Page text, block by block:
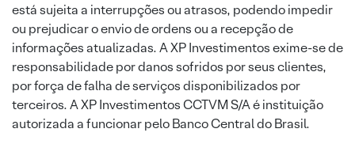
está sujeita a interrupções ou atrasos, podendo impedir
ou prejudicar o envio de ordens ou a recepção de
informações atualizadas. A XP Investimentos exime-se de
responsabilidade por danos sofridos por seus clientes,
por força de falha de serviços disponibilizados por
terceiros. A XP Investimentos CCTVM S/A é instituição
autorizada a funcionar pelo Banco Central do Brasil.